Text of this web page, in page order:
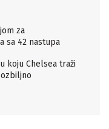
za
sa 42 nastupa
koju Chelsea traži
ozbiljno